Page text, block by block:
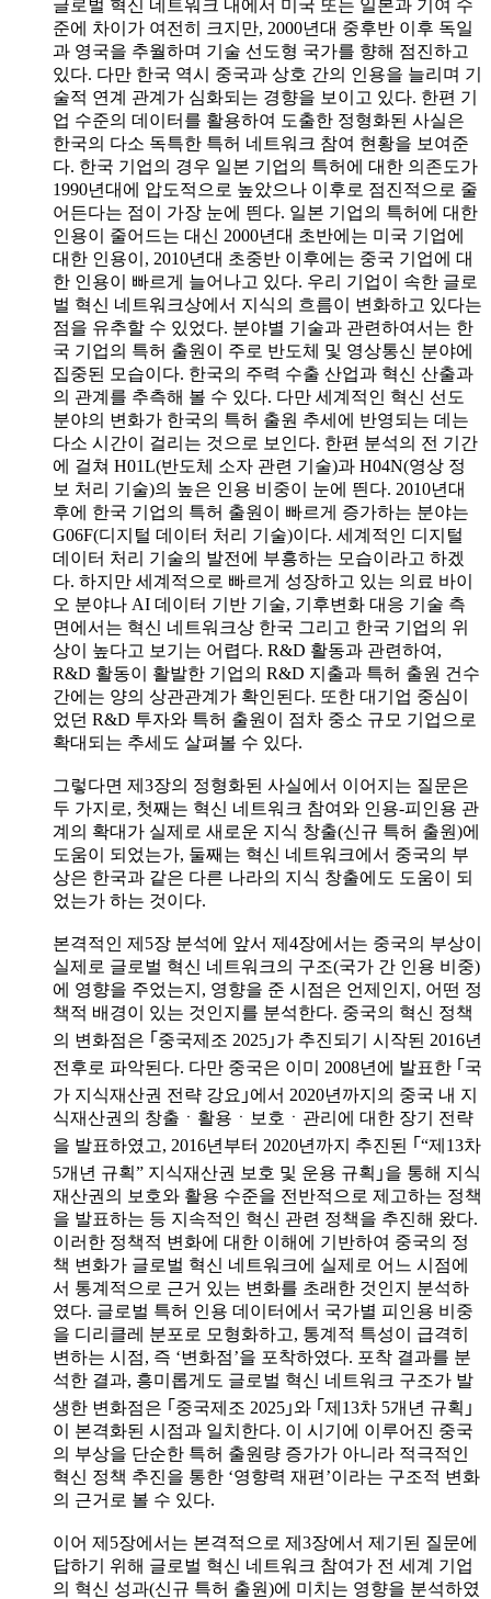
글로벌 혁신 네트워크 내에서 미국 또는 일본과 기여 수
준에 차이가 여전히 크지만, 2000년대 중후반 이후 독일
과 영국을 추월하며 기술 선도형 국가를 향해 점진하고
있다. 다만 한국 역시 중국과 상호 간의 인용을 늘리며 기
술적 연계 관계가 심화되는 경향을 보이고 있다. 한편 기
업 수준의 데이터를 활용하여 도출한 정형화된 사실은
한국의 다소 독특한 특허 네트워크 참여 현황을 보여준
다. 한국 기업의 경우 일본 기업의 특허에 대한 의존도가
1990년대에 압도적으로 높았으나 이후로 점진적으로 줄
어든다는 점이 가장 눈에 띈다. 일본 기업의 특허에 대한
인용이 줄어드는 대신 2000년대 초반에는 미국 기업에
대한 인용이, 2010년대 초중반 이후에는 중국 기업에 대
한 인용이 빠르게 늘어나고 있다. 우리 기업이 속한 글로
벌 혁신 네트워크상에서 지식의 흐름이 변화하고 있다는
점을 유추할 수 있었다. 분야별 기술과 관련하여서는 한
국 기업의 특허 출원이 주로 반도체 및 영상통신 분야에
집중된 모습이다. 한국의 주력 수출 산업과 혁신 산출과
의 관계를 추측해 볼 수 있다. 다만 세계적인 혁신 선도
분야의 변화가 한국의 특허 출원 추세에 반영되는 데는
다소 시간이 걸리는 것으로 보인다. 한편 분석의 전 기간
에 걸쳐 H01L(반도체 소자 관련 기술)과 H04N(영상 정
보 처리 기술)의 높은 인용 비중이 눈에 띈다. 2010년대
후에 한국 기업의 특허 출원이 빠르게 증가하는 분야는
G06F(디지털 데이터 처리 기술)이다. 세계적인 디지털
데이터 처리 기술의 발전에 부흥하는 모습이라고 하겠
다. 하지만 세계적으로 빠르게 성장하고 있는 의료 바이
오 분야나 AI 데이터 기반 기술, 기후변화 대응 기술 측
면에서는 혁신 네트워크상 한국 그리고 한국 기업의 위
상이 높다고 보기는 어렵다. R&D 활동과 관련하여,
R&D 활동이 활발한 기업의 R&D 지출과 특허 출원 건수
간에는 양의 상관관계가 확인된다. 또한 대기업 중심이
었던 R&D 투자와 특허 출원이 점차 중소 규모 기업으로
확대되는 추세도 살펴볼 수 있다.
그렇다면 제3장의 정형화된 사실에서 이어지는 질문은
두 가지로, 첫째는 혁신 네트워크 참여와 인용-피인용 관
계의 확대가 실제로 새로운 지식 창출(신규 특허 출원)에
도움이 되었는가, 둘째는 혁신 네트워크에서 중국의 부
상은 한국과 같은 다른 나라의 지식 창출에도 도움이 되
었는가 하는 것이다.
본격적인 제5장 분석에 앞서 제4장에서는 중국의 부상이
실제로 글로벌 혁신 네트워크의 구조(국가 간 인용 비중)
에 영향을 주었는지, 영향을 준 시점은 언제인지, 어떤 정
책적 배경이 있는 것인지를 분석한다. 중국의 혁신 정책
의 변화점은 ｢중국제조 2025｣가 추진되기 시작된 2016년
전후로 파악된다. 다만 중국은 이미 2008년에 발표한 ｢국
가 지식재산권 전략 강요｣에서 2020년까지의 중국 내 지
식재산권의 창출ㆍ활용ㆍ보호ㆍ관리에 대한 장기 전략
을 발표하였고, 2016년부터 2020년까지 추진된 ｢“제13차
5개년 규획” 지식재산권 보호 및 운용 규획｣을 통해 지식
재산권의 보호와 활용 수준을 전반적으로 제고하는 정책
을 발표하는 등 지속적인 혁신 관련 정책을 추진해 왔다.
이러한 정책적 변화에 대한 이해에 기반하여 중국의 정
책 변화가 글로벌 혁신 네트워크에 실제로 어느 시점에
서 통계적으로 근거 있는 변화를 초래한 것인지 분석하
였다. 글로벌 특허 인용 데이터에서 국가별 피인용 비중
을 디리클레 분포로 모형화하고, 통계적 특성이 급격히
변하는 시점, 즉 ‘변화점’을 포착하였다. 포착 결과를 분
석한 결과, 흥미롭게도 글로벌 혁신 네트워크 구조가 발
생한 변화점은 ｢중국제조 2025｣와 ｢제13차 5개년 규획｣
이 본격화된 시점과 일치한다. 이 시기에 이루어진 중국
의 부상을 단순한 특허 출원량 증가가 아니라 적극적인
혁신 정책 추진을 통한 ‘영향력 재편’이라는 구조적 변화
의 근거로 볼 수 있다.
이어 제5장에서는 본격적으로 제3장에서 제기된 질문에
답하기 위해 글로벌 혁신 네트워크 참여가 전 세계 기업
의 혁신 성과(신규 특허 출원)에 미치는 영향을 분석하였